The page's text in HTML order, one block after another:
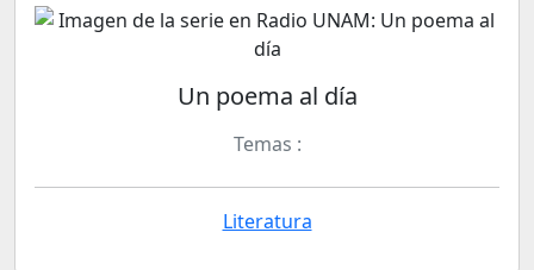
Un poema al día
Temas :
Literatura